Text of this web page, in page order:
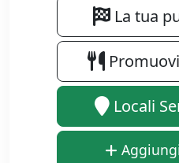
La tua
Locali